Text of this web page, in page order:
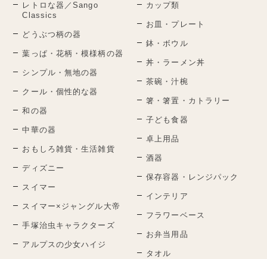
レトロな器／Sango
Classics
どうぶつ柄の器
葉っぱ・花柄・模様柄の器
シンプル・無地の器
クール・個性的な器
和の器
中華の器
おもしろ雑貨・生活雑貨
ディズニー
スイマー
スイマー×ジャングル大帝
手塚治虫キャラクターズ
アルプスの少女ハイジ
カップ類
お皿・プレート
鉢・ボウル
丼・ラーメン丼
茶碗・汁椀
箸・箸置・カトラリー
子ども食器
卓上用品
酒器
保存容器・レンジパック
インテリア
フラワーベース
お弁当用品
タオル